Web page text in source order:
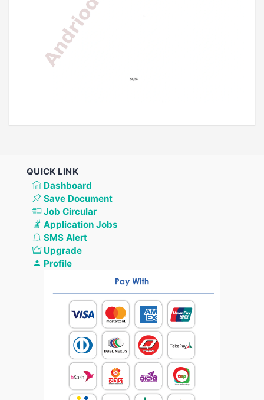
QUICK LINK
Dashboard
Save Document
Job Circular
Application Jobs
SMS Alert
Upgrade
Profile